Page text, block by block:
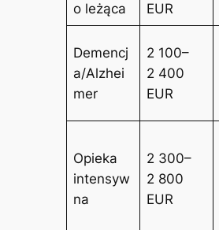
o leżąca
EUR
Demencj
a/Alzhei
mer
2 100–
2 400
EUR
Opieka
intensyw
na
2 300–
2 800
EUR